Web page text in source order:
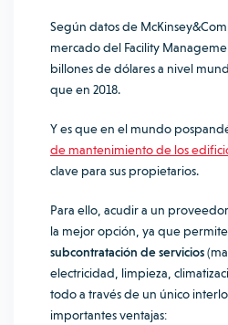
Según datos de
mercado del Facility
billones de dólares a nivel
que en 2018.
Y es que en el mundo
de mantenimiento de los
clave para sus propietarios.
Para ello, acudir a un
la mejor opción, ya que permite
subcontratación de servicios
electricidad, limpieza,
todo a través de un único
importantes ventajas: